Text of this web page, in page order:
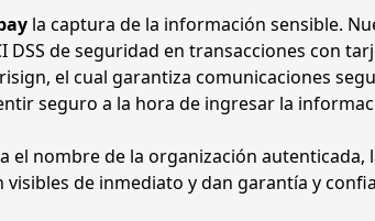
la captura de la información sensible.
de seguridad en transacciones con
el cual garantiza comunicaciones
seguro a la hora de ingresar la
el nombre de la organización